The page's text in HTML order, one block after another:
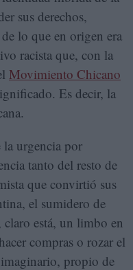
sus derechos,
lo que en origen era
racista que, con la
Movimiento Chicano
Es decir, la
la urgencia por
tanto del resto de
que convirtió sus
el sumidero de
está, un limbo en
compras o rozar el
propio de